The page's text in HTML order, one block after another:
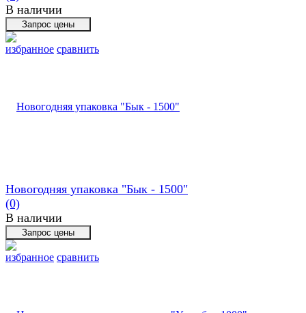
избранное сравнить
В наличии
избранное сравнить
Новогодняя упаковка "Бык - 1500"
(0)
В наличии